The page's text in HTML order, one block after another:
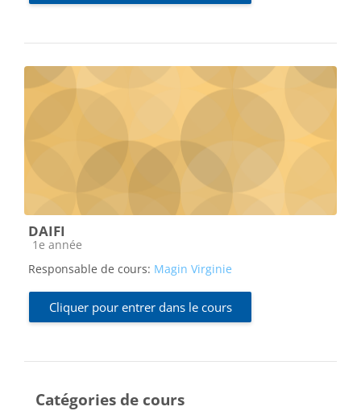
DAIFI
Catégorie de cours
1e année
Responsable de cours: Magin Virginie
Cliquer pour entrer dans le cours
Catégories de cours